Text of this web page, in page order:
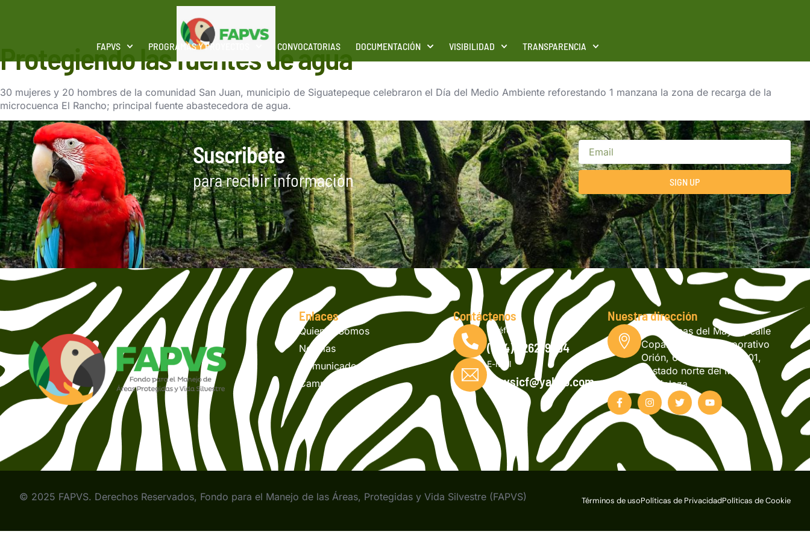
FAPVS PROGRAMAS Y PROYECTOS CONVOCATORIAS DOCUMENTACIÓN VISIBILIDAD TRANSPARENCIA
Protegiendo las fuentes de agua
30 mujeres y 20 hombres de la comunidad San Juan, municipio de Siguatepeque celebraron el Día del Medio Ambiente reforestando 1 manzana la zona de recarga de la
microcuenca El Rancho; principal fuente abastecedora de agua.
Suscribete
para recibir información SIGN UP
Enlaces
Quienes Somos
Noticias
Comunicados
Campañas
Contáctenos
Teléfono
(504) 2262-9994
E-mail
fapvsicf@yahoo.com
Nuestra dirección
Col. Lomas del Mayab, calle
Copán, Edificio Corporativo
Orión, 6to nivel, local 601,
costado norte del Mall
Multiplaza
© 2025 FAPVS. Derechos Reservados, Fondo para el Manejo de las Áreas, Protegidas y Vida Silvestre (FAPVS) Términos de usoPolíticas de PrivacidadPolíticas de Cookie